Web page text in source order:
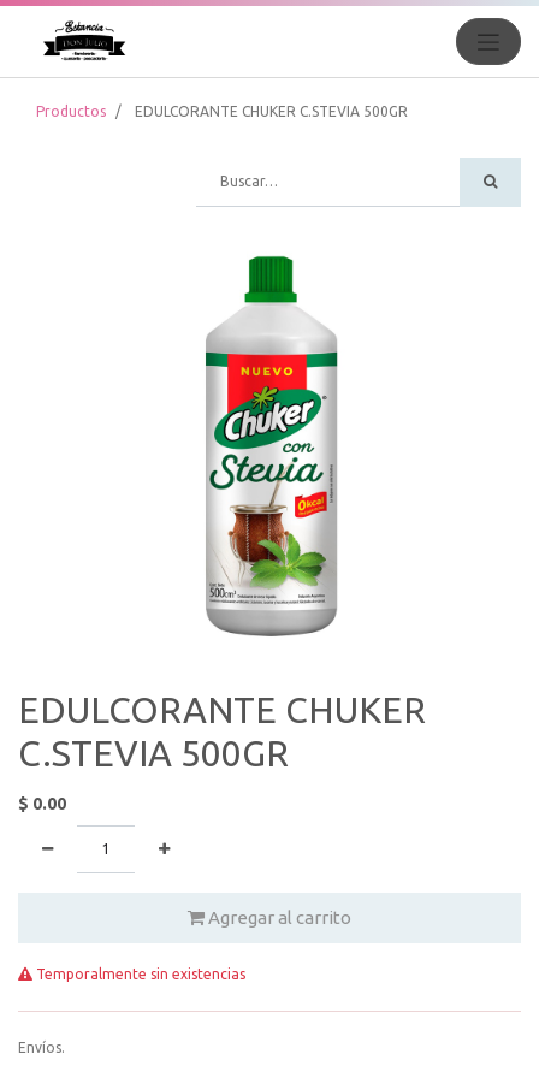
Productos EDULCORANTE CHUKER C.STEVIA 500GR
EDULCORANTE CHUKER
C.STEVIA 500GR
$ 0.00
Agregar al carrito
Temporalmente sin existencias
Envíos.